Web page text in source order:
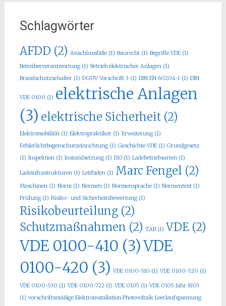
Schlagwörter
AFDD (2) Anschlussfälle(1) Baurecht(1) Begriffe VDE(1)
Betreiberverantwortung(1) Betrieb elektrischer Anlagen(1)
Brandschutzschalter(1) DGUV Vorschrift 3 (1) DIN EN 60204-1(1) DIN
VDE 0100 (1) elektrische Anlagen
(3) elektrische Sicherheit(2)
Elektromobilität(1) Elektropraktiker(1) Erweiterung(1)
Fehlerlichtbogenschutzeinrichtung(1) Geschichte VDE(1) Grundgesetz
(1) Inspektion(1) Instandsetzung(1) ISO(1) Ladebetriebsarten(1)
Ladeinfrastrukturen(1) Leitfaden(1) Marc Fengel (2)
Maschinen(1) Norm(1) Normen(1) Normensprache(1) Normentext(1)
Prüfung(1) Risiko- und Sicherheitsbewertung(1)
Risikobeurteilung(2)
Schutzmaßnahmen (2) TAB(1) VDE(2)
VDE 0100-410 (3)VDE
0100-420 (3) VDE 0100-510 (1) VDE 0100-520 (1)
VDE 0100-530 (1) VDE 0100-722(1) VDE 0105 (1) VDE 0105 Jahr 1903
(1) vorschriftsmäßige Elektroinstallation Photovoltaik Leerlaufspannung